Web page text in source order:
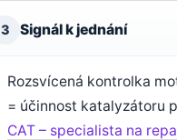
3 Signál k jednání
Rozsvícená kontrolka
= účinnost katalyzátoru
CAT – specialista na